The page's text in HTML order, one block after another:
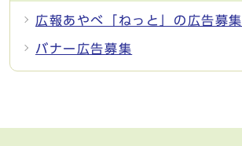
広報あやべ「ねっと」の広告募集
バナー広告募集